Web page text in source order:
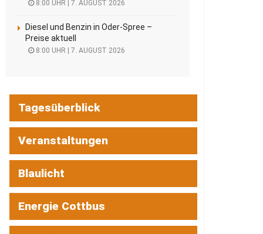
8:00 UHR | 7. AUGUST 2026
Diesel und Benzin in Oder-Spree –
Preise aktuell
8:00 UHR | 7. AUGUST 2026
Tagesüberblick
Veranstaltungen
Blaulicht
Energie Cottbus